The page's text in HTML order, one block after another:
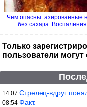
Чем опасны газированные
без сахара. Воспаления
Только
пользователи
14:07 Стрелец-вдруг
08:54 Факт.